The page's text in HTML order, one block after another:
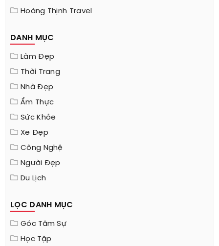
Hoàng Thịnh Travel
DANH MỤC
Làm Đẹp
Thời Trang
Nhà Đẹp
Ẩm Thực
Sức Khỏe
Xe Đẹp
Công Nghệ
Người Đẹp
Du Lịch
LỌC DANH MỤC
Góc Tâm Sự
Học Tập